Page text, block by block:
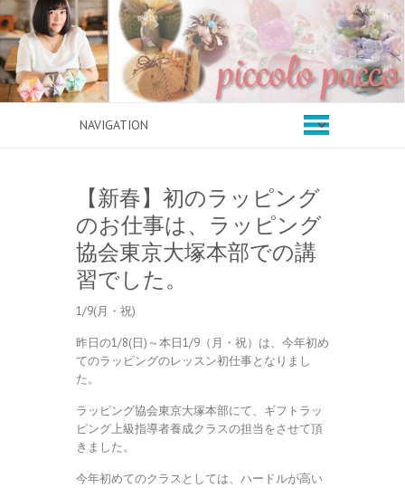
【新春】初のラッピング
のお仕事は、ラッピング
協会東京大塚本部での講
習でした。
1/9(月・祝)
昨日の1/8(日)～本日1/9（月・祝）は、今年初め
てのラッピングのレッスン初仕事となりまし
た。
ラッピング協会東京大塚本部にて、ギフトラッ
ピング上級指導者養成クラスの担当をさせて頂
きました。
今年初めてのクラスとしては、ハードルが高い